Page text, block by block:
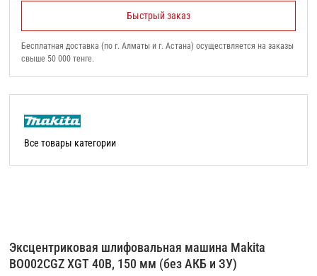
Эксцентриковая шлифовальная машина Makita
BO002CGZ XGT 40В, 150 мм (без АКБ и ЗУ)
Быстрый заказ
Бесплатная доставка (по г. Алматы и г. Астана) осуществляется на заказы
свыше 50 000 тенге.
Все товары категории